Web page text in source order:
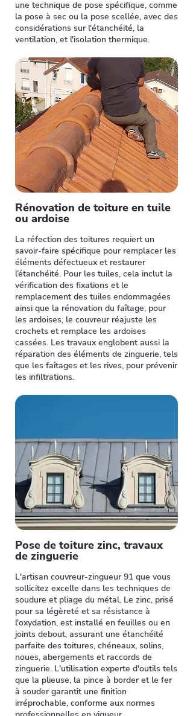
une technique de pose spécifique, comme
la pose à sec ou la pose scellée, avec des
considérations sur l'étanchéité, la
ventilation, et l'isolation thermique.
Rénovation de toiture en tuile
ou ardoise
La réfection des toitures requiert un
savoir-faire spécifique pour remplacer les
éléments défectueux et restaurer
l’étanchéité. Pour les tuiles, cela inclut la
vérification des fixations et le
remplacement des tuiles endommagées
ainsi que la rénovation du faîtage, pour
les ardoises, le couvreur réajuste les
crochets et remplace les ardoises
cassées. Les travaux englobent aussi la
réparation des éléments de zinguerie, tels
que les faîtages et les rives, pour prévenir
les infiltrations.
Pose de toiture zinc, travaux
de zinguerie
L'artisan couvreur-zingueur 91 que vous
sollicitez excelle dans les techniques de
soudure et pliage du métal. Le zinc, prisé
pour sa légèreté et sa résistance à
l'oxydation, est installé en feuilles ou en
joints debout, assurant une étanchéité
parfaite des toitures, chéneaux, solins,
noues, abergements et raccords de
zinguerie. L'utilisation experte d'outils tels
que la plieuse, la pince à border et le fer
à souder garantit une finition
irréprochable, conforme aux normes